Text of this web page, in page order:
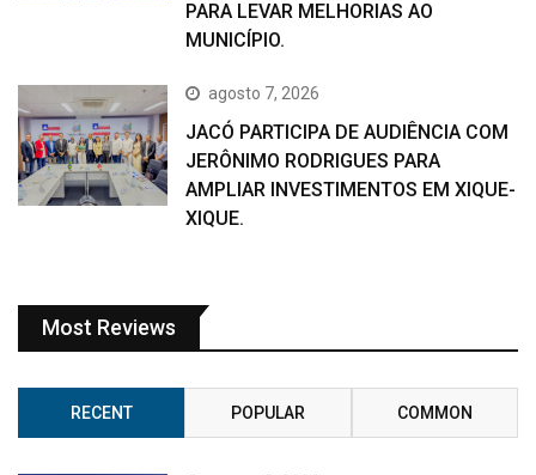
PARA LEVAR MELHORIAS AO
MUNICÍPIO.
agosto 7, 2026
JACÓ PARTICIPA DE AUDIÊNCIA COM
JERÔNIMO RODRIGUES PARA
AMPLIAR INVESTIMENTOS EM XIQUE-
XIQUE.
Most Reviews
RECENT POPULAR COMMON